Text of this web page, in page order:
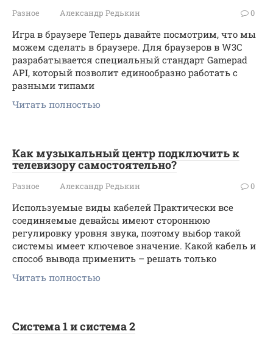
Разное Александр Редькин 0
Игра в браузере Теперь давайте посмотрим, что мы
можем сделать в браузере. Для браузеров в W3C
разрабатывается специальный стандарт Gamepad
API, который позволит единообразно работать с
разными типами
Читать полностью
Как музыкальный центр подключить к
телевизору самостоятельно?
Разное Александр Редькин 0
Используемые виды кабелей Практически все
соединяемые девайсы имеют стороннюю
регулировку уровня звука, поэтому выбор такой
системы имеет ключевое значение. Какой кабель и
способ вывода применить – решать только
Читать полностью
Система 1 и система 2